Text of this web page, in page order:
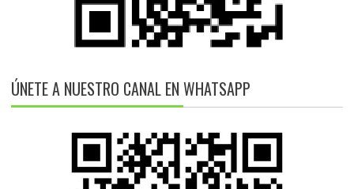
ÚNETE A NUESTRO CANAL EN WHATSAPP